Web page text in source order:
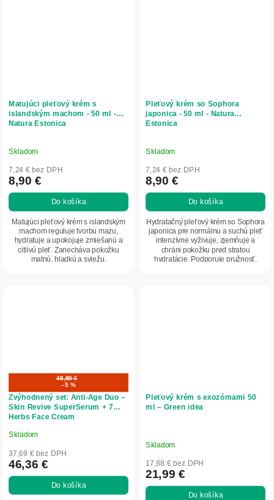
Matujúci pleťový krém s
islandským machom - 50 ml -
Natura Estonica
Skladom
7,24 € bez DPH
8,90 €
Do košíka
Matujúci pleťový krém s islandským
machom reguluje tvorbu mazu,
hydratuje a upokojuje zmiešanú a
citlivú pleť. Zanecháva pokožku
matnú, hladkú a sviežu.
Pleťový krém so Sophora
japonica - 50 ml - Natura
Estonica
Skladom
7,24 € bez DPH
8,90 €
Do košíka
Hydratačný pleťový krém so Sophora
japonica pre normálnu a suchú pleť
intenzívne vyživuje, zjemňuje a
chráni pokožku pred stratou
hydratácie. Podporuje pružnosť,
48,80 €
–5 %
Zvýhodnený set: Anti‑Age Duo –
Skin Revive SuperSerum + 7
Herbs Face Cream
Priemerné
hodnotenie
produktu
je
5,0
Skladom
37,69 € bez DPH
46,36 €
Do košíka
Pleťový krém s exozómami 50
ml – Green idea
Skladom
17,88 € bez DPH
21,99 €
Do košíka